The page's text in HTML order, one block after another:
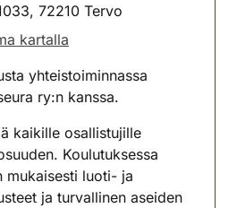
72210 Tervo
kartalla
yhteistoiminnassa
ry:n kanssa.
kaikille osallistujille
Koulutuksessa
mukaisesti luoti- ja
ja turvallinen aseiden